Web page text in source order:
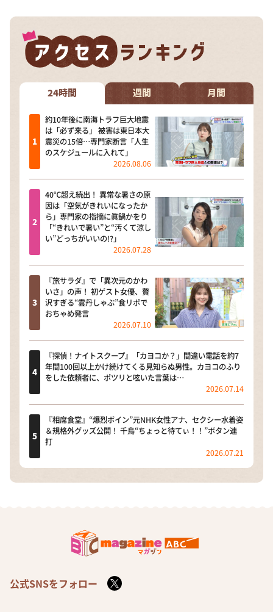
24時間 週間 月間
約10年後に南海トラフ巨大地震
は「必ず来る」 被害は東日本大
震災の15倍…専門家断言「人生
のスケジュールに入れて」
2026.08.06
40℃超え続出！ 異常な暑さの原
因は「空気がきれいになったか
ら」専門家の指摘に眞鍋かをり
「“きれいで暑い”と“汚くて涼し
い”どっちがいいの!?」
2026.07.28
『旅サラダ』で「異次元のかわ
いさ」の声！ 初ゲスト女優、贅
沢すぎる“雲丹しゃぶ”食リポで
おちゃめ発言
2026.07.10
『探偵！ナイトスクープ』「カヨコか？」間違い電話を約7
年間100回以上かけ続けてくる見知らぬ男性。カヨコのふり
をした依頼者に、ポツリと呟いた言葉は…
2026.07.14
『相席食堂』“爆烈ボイン”元NHK女性アナ、セクシー水着姿
＆規格外グッズ公開！ 千鳥“ちょっと待てぃ！！”ボタン連
打
2026.07.21
公式SNSをフォロー